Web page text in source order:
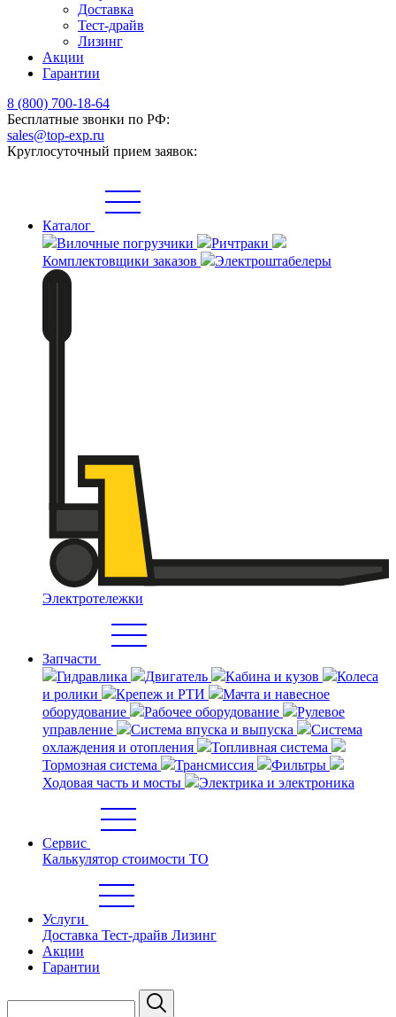
Доставка
Тест-драйв
Лизинг
Акции
Гарантии
8 (800) 700-18-64
Бесплатные звонки по РФ:
sales@top-exp.ru
Круглосуточный прием заявок:
Каталог
Вилочные погрузчики
Ричтраки
Комплектовщики заказов
Электроштабелеры
Электротележки
Запчасти
Гидравлика
Двигатель Кабина и кузов
Колеса
и ролики
Крепеж и РТИ
Мачта и навесное
оборудование
Рабочее оборудование
Рулевое
управление
Система впуска и выпуска
Система
охлаждения и отопления
Топливная система
Тормозная система
Трансмиссия
Фильтры
Ходовая часть и мосты
Электрика и электроника
Сервис
Калькулятор стоимости ТО
Услуги
Доставка Тест-драйв Лизинг
Акции
Гарантии